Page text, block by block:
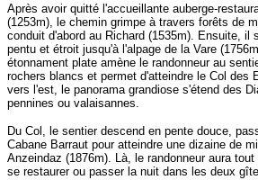
Après avoir quitté l'accueillante auberge-
(1253m), le chemin grimpe à travers forêts de
conduit d'abord au Richard (1535m). Ensuite, il
pentu et étroit jusqu'à l'alpage de la Vare
étonnament plate amène le randonneur au
rochers blancs et permet d'atteindre le Col des
vers l'est, le panorama grandiose s'étend des
pennines ou valaisannes.
Du Col, le sentier descend en pente douce,
Cabane Barraut pour atteindre une dizaine de
Anzeindaz (1876m). Là, le randonneur aura
se restaurer ou passer la nuit dans les deux